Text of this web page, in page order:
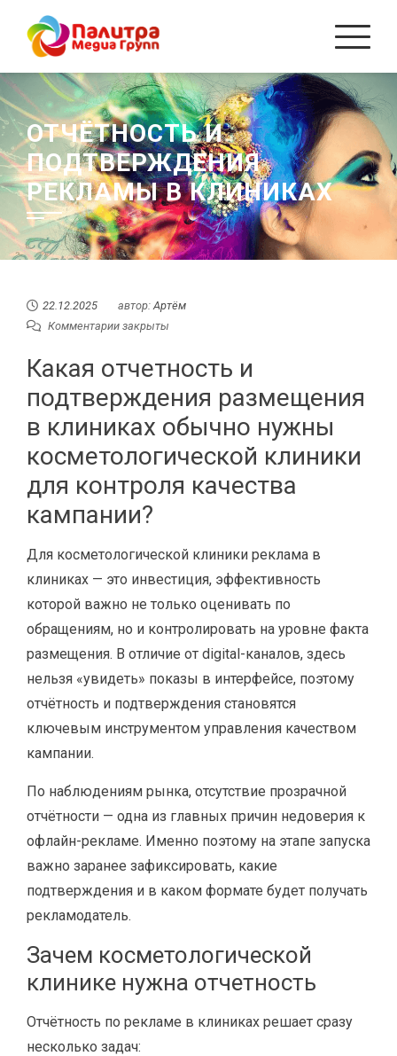
Перейти
содержанию
ОТЧЁТНОСТЬ И
ПОДТВЕРЖДЕНИЯ
РЕКЛАМЫ В КЛИНИКАХ
22.12.2025 автор:Артём
Комментарии закрыты
Какая отчетность и
подтверждения размещения
в клиниках обычно нужны
косметологической клиники
для контроля качества
кампании?
Для косметологической клиники реклама в
клиниках — это инвестиция, эффективность
которой важно не только оценивать по
обращениям, но и контролировать на уровне факта
размещения. В отличие от digital-каналов, здесь
нельзя «увидеть» показы в интерфейсе, поэтому
отчётность и подтверждения становятся
ключевым инструментом управления качеством
кампании.
По наблюдениям рынка, отсутствие прозрачной
отчётности — одна из главных причин недоверия к
офлайн-рекламе. Именно поэтому на этапе запуска
важно заранее зафиксировать, какие
подтверждения и в каком формате будет получать
рекламодатель.
Зачем косметологической
клинике нужна отчетность
Отчётность по рекламе в клиниках решает сразу
несколько задач: